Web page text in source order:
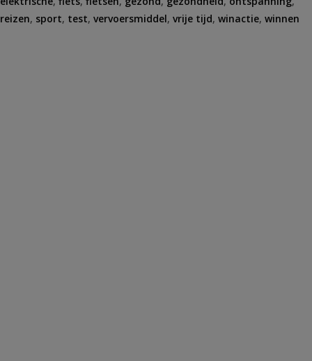
reizen, sport, test, vervoersmiddel, vrije tijd, winactie, winnen